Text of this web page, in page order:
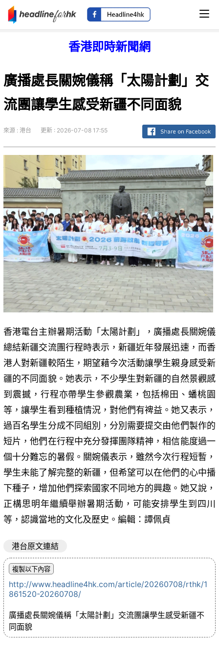
香港即時新聞網
廣播處長關婉儀稱「太陽計劃」交
流團讓學生感受新疆不同面貌
來源 : 港台 更新 : 2026-07-08 17:55
香港電台主辦暑期活動「太陽計劃」，廣播處長關婉儀
總結新疆交流團行程時表示，新疆近年發展迅速，而香
港人對新疆較陌生，期望藉今次活動讓學生親身感受新
疆的不同面貌。她表示，不少學生對新疆的自然景觀感
到震撼，行程亦帶學生參觀農業，包括棉田、蟠桃園
等，讓學生看到種植情況，對他們有禆益。她又表示，
過百名學生分成不同組別，分別需要提交由他們製作的
短片，他們在行程中充分發揮團隊精神，相信能度過一
個十分難忘的暑假。關婉儀表示，雖然今次行程短暫，
學生未能了解完整的新疆，但希望可以在他們的心中播
下種子，增加他們探索國家不同地方的興趣。她又說，
正構思明年繼續舉辦暑期活動，可能安排學生到四川
等，認識當地的文化及歷史。編輯：譚佩貞
港台原文連結
http://www.headline4hk.com/article/20260708/rthk/1
861520-20260708/
廣播處長關婉儀稱「太陽計劃」交流團讓學生感受新疆不
同面貌